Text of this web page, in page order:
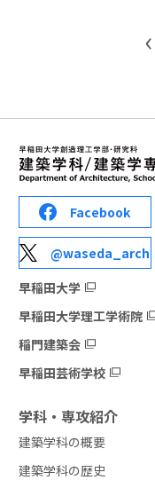
‹
Facebook
@waseda_arch
早稲田大学
早稲田大学理工学術院
稲門建築会
早稲田芸術学校
学科・専攻紹介
建築学科の概要
建築学科の歴史